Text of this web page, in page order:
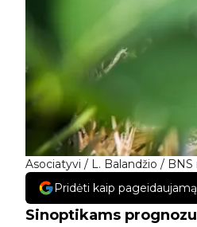
Asociatyvi / L. Balandžio / BNS
Pridėti kaip
Sinoptikams